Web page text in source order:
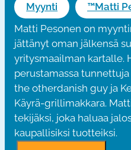
Myynti
™Matti
Matti Pesonen on
jättänyt oman jälkensä
yritysmaailman kartalle.
perustamassa
the otherdanish guy ja
Käyrä-grillimakkara.
tekijäksi, joka haluaa
kaupallisiksi tuotteiksi.